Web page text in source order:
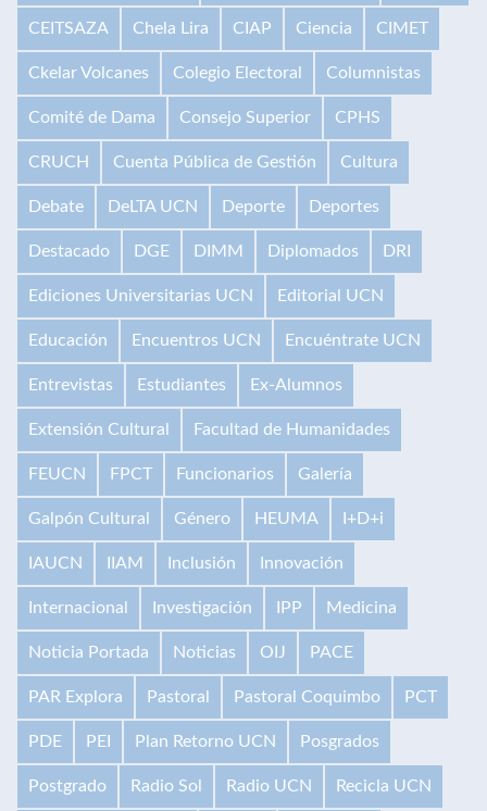
CEITSAZA Chela Lira CIAP Ciencia CIMET
Ckelar Volcanes Colegio Electoral Columnistas
Comité de Dama Consejo Superior CPHS
CRUCH Cuenta Pública de Gestión Cultura
Debate DeLTA UCN Deporte Deportes
Destacado DGE DIMM Diplomados DRI
Ediciones Universitarias UCN Editorial UCN
Educación Encuentros UCN Encuéntrate UCN
Entrevistas Estudiantes Ex-Alumnos
Extensión Cultural Facultad de Humanidades
FEUCN FPCT Funcionarios Galería
Galpón Cultural Género HEUMA I+D+i
IAUCN IIAM Inclusión Innovación
Internacional Investigación IPP Medicina
Noticia Portada Noticias OIJ PACE
PAR Explora Pastoral Pastoral Coquimbo PCT
PDE PEI Plan Retorno UCN Posgrados
Postgrado Radio Sol Radio UCN Recicla UCN